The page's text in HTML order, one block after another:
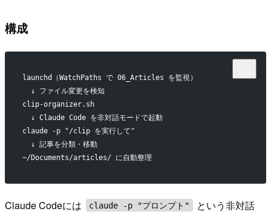
構成
launchd（WatchPaths で 06_Articles を監視）
  ↓ ファイル変更を検知
clip-organizer.sh
  ↓ Claude Code を非対話モードで起動
claude -p "/clip を実行して"
  ↓ 記事を分類・移動
~/Documents/articles/ に自動整理
Claude Codeには claude -p "プロンプト"
という非対話